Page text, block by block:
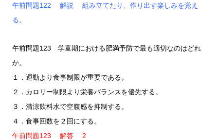
午前問題122 解説 組み立てたり、作り出す楽しみを覚え
る。
午前問題123 学童期における肥満予防で最も適切なのはどれ
か。
１．運動より食事制限が重要である。
２．カロリー制限より栄養バランスを優先する。
３．清涼飲料水で空腹感を抑制する。
４．食事回数を２回にする。
午前問題123 解答 2